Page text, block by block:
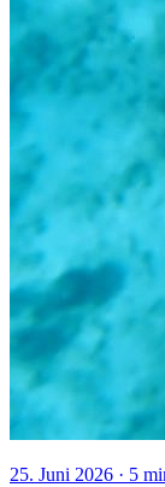
25. Juni 2026 · 5